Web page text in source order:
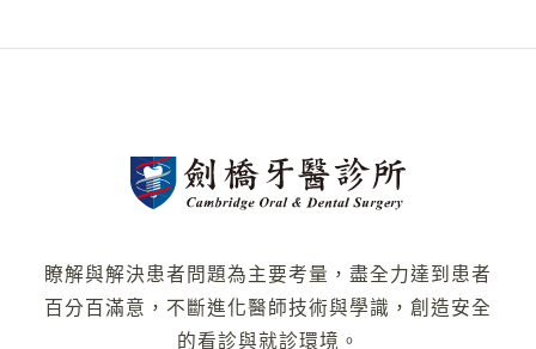
瞭解與解決患者問題為主要考量，盡全力達到患者
百分百滿意，不斷進化醫師技術與學識，創造安全
的看診與就診環境。